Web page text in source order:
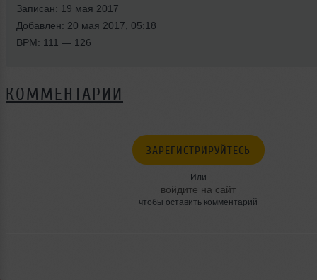
Записан: 19 мая 2017
Добавлен: 20 мая 2017, 05:18
BPM: 111 — 126
КОММЕНТАРИИ
ЗАРЕГИСТРИРУЙТЕСЬ
Или
войдите на сайт
чтобы оставить комментарий